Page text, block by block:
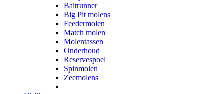
Baitrunner
Big Pit molens
Feedermolen
Match molen
Molentassen
Onderhoud
Reservespoel
Spinmolen
Zeemolens